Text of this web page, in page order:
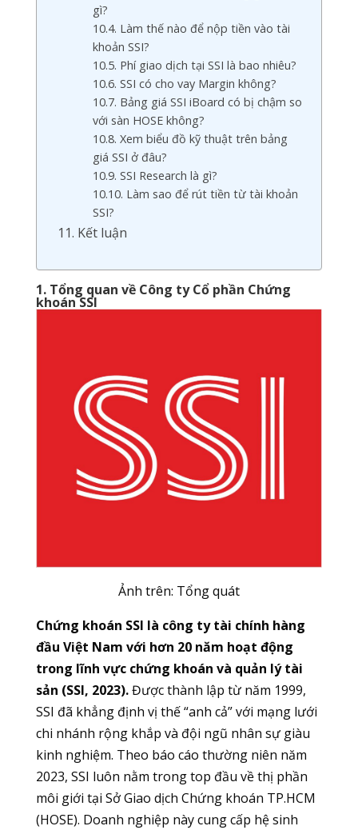
gì?
10.4. Làm thế nào để nộp tiền vào tài
khoản SSI?
10.5. Phí giao dịch tại SSI là bao nhiêu?
10.6. SSI có cho vay Margin không?
10.7. Bảng giá SSI iBoard có bị chậm so
với sàn HOSE không?
10.8. Xem biểu đồ kỹ thuật trên bảng
giá SSI ở đâu?
10.9. SSI Research là gì?
10.10. Làm sao để rút tiền từ tài khoản
SSI?
11. Kết luận
1. Tổng quan về Công ty Cổ phần Chứng
khoán SSI
Ảnh trên: Tổng quát
Chứng khoán SSI là công ty tài chính hàng
đầu Việt Nam với hơn 20 năm hoạt động
trong lĩnh vực chứng khoán và quản lý tài
sản (SSI, 2023).Được thành lập từ năm 1999,
SSI đã khẳng định vị thế “anh cả” với mạng lưới
chi nhánh rộng khắp và đội ngũ nhân sự giàu
kinh nghiệm. Theo báo cáo thường niên năm
2023, SSI luôn nằm trong top đầu về thị phần
môi giới tại Sở Giao dịch Chứng khoán TP.HCM
(HOSE). Doanh nghiệp này cung cấp hệ sinh